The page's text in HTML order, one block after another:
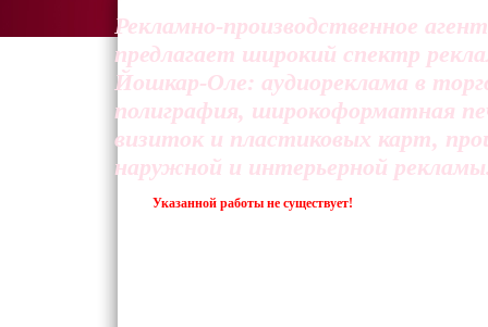
Рекламно-производственное
предлагает широкий спектр
Йошкар-Оле: аудиореклама в
полиграфия, широкоформатная
визиток и пластиковых карт,
наружной и интерьерной
Указанной работы не существует!